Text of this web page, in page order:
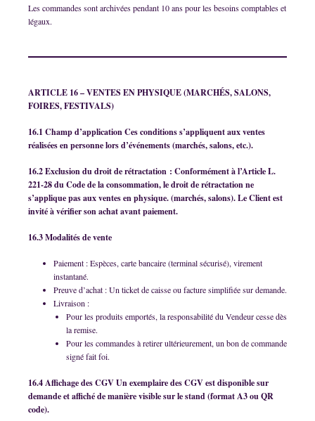
Les commandes sont archivées pendant 10 ans pour les besoins comptables et
légaux.
ARTICLE 16 – VENTES EN PHYSIQUE (MARCHÉS, SALONS,
FOIRES, FESTIVALS)
16.1 Champ d’application Ces conditions s’appliquent aux ventes
réalisées en personne lors d’événements (marchés, salons, etc.).
16.2 Exclusion du droit de rétractation : Conformément à l’Article L.
221-28 du Code de la consommation, le droit de rétractation ne
s’applique pas aux ventes en physique. (marchés, salons). Le Client est
invité à vérifier son achat avant paiement.
16.3 Modalités de vente
Paiement : Espèces, carte bancaire (terminal sécurisé), virement
instantané.
Preuve d’achat : Un ticket de caisse ou facture simplifiée sur demande.
Livraison :
Pour les produits emportés, la responsabilité du Vendeur cesse dès
la remise.
Pour les commandes à retirer ultérieurement, un bon de commande
signé fait foi.
16.4 Affichage des CGV Un exemplaire des CGV est disponible sur
demande et affiché de manière visible sur le stand (format A3 ou QR
code).